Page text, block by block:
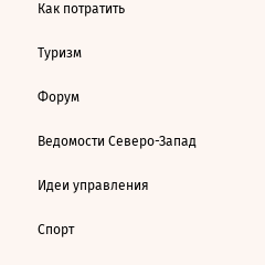
Как потратить
Туризм
Форум
Ведомости Северо-Запад
Идеи управления
Спорт